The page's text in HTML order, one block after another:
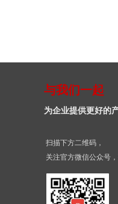
扫描下方二维码，
关注官方微信公众号
与我们一起
为企业提供更好的